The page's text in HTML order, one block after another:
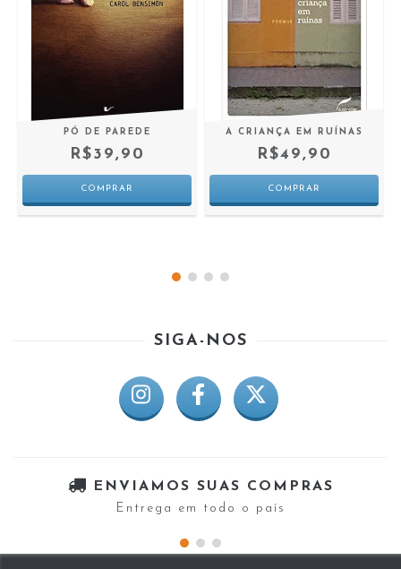
PÓ DE PAREDE
R$39,90
A CRIANÇA EM RUÍNAS
R$49,90
SIGA-NOS
ENVIAMOS SUAS COMPRAS
Entrega em todo o país